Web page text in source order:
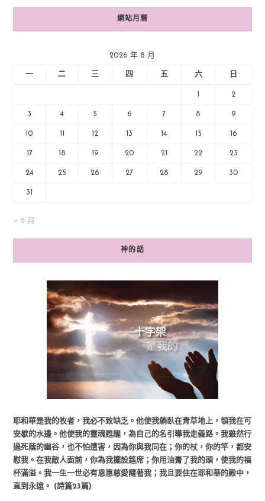
網站月曆
2026 年 8 月
一 二 三 四 五 六 日
2
3 4 5 6 7 8 9
10 12 13 14 15 16
17 18 19 20 21 22 23
24 25 26 27 28 29 30
31
« 6 月
神的話
耶和華是我的牧者，我必不致缺乏。他使我躺臥在青草地上，領我在可
安歇的水邊。他使我的靈魂甦醒，為自己的名引導我走義路。我雖然行
過死蔭的幽谷，也不怕遭害，因為你與我同在；你的杖，你的竿，都安
慰我。在我敵人面前，你為我擺設筵席；你用油膏了我的頭，使我的福
杯滿溢。我一生一世必有恩惠慈愛隨著我；我且要住在耶和華的殿中，
直到永遠。 (詩篇23篇)